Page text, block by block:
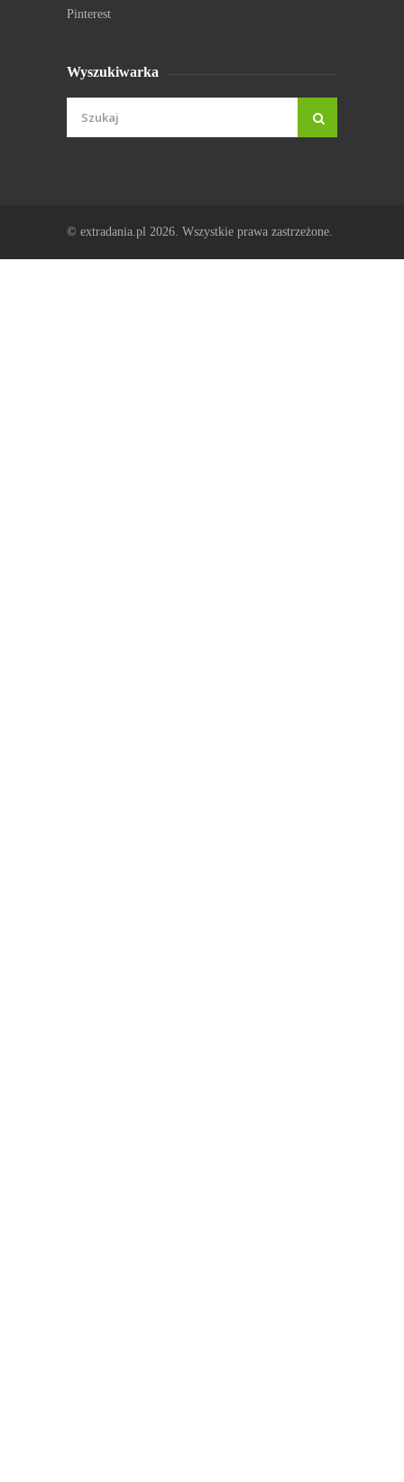
Pinterest
Wyszukiwarka
© extradania.pl 2026. Wszystkie prawa zastrzeżone.